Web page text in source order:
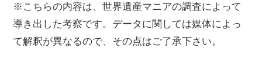
※こちらの内容は、世界遺産マニアの調査によって
導き出した考察です。データに関しては媒体によっ
て解釈が異なるので、その点はご了承下さい。